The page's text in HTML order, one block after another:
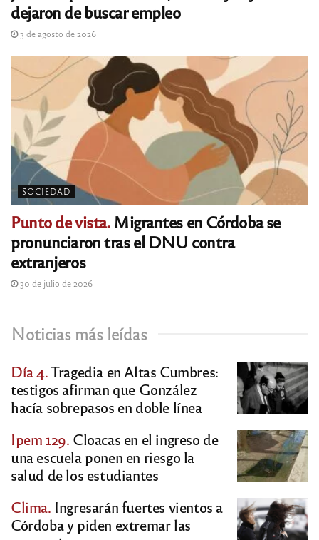
dejaron de buscar empleo
3 de agosto de 2026
SOCIEDAD
Punto de vista.Migrantes en Córdoba se
pronunciaron tras el DNU contra
extranjeros
30 de julio de 2026
Noticias más leídas
Día 4.Tragedia en Altas Cumbres:
testigos afirman que González
hacía sobrepasos en doble línea
Ipem 129. Cloacas en el ingreso de
una escuela ponen en riesgo la
salud de los estudiantes
Clima. Ingresarán fuertes vientos a
Córdoba y piden extremar las